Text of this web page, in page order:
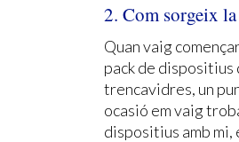
2. Com sorgeix
Quan vaig
pack de dispositius
trencavidres, un
ocasió em vaig
dispositius amb mi,